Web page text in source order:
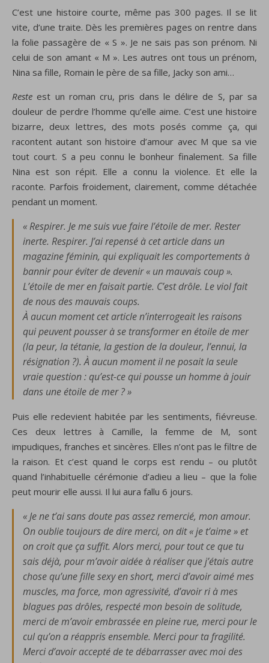
C’est une histoire courte, même pas 300 pages. Il se lit
vite, d’une traite. Dès les premières pages on rentre dans
la folie passagère de « S ». Je ne sais pas son prénom. Ni
celui de son amant « M ». Les autres ont tous un prénom,
Nina sa fille, Romain le père de sa fille, Jacky son ami…
Reste est un roman cru, pris dans le délire de S, par sa
douleur de perdre l’homme qu’elle aime. C’est une histoire
bizarre, deux lettres, des mots posés comme ça, qui
racontent autant son histoire d’amour avec M que sa vie
tout court. S a peu connu le bonheur finalement. Sa fille
Nina est son répit. Elle a connu la violence. Et elle la
raconte. Parfois froidement, clairement, comme détachée
pendant un moment.
« Respirer. Je me suis vue faire l’étoile de mer. Rester
inerte. Respirer. J’ai repensé à cet article dans un
magazine féminin, qui expliquait les comportements à
bannir pour éviter de devenir « un mauvais coup ».
L’étoile de mer en faisait partie. C’est drôle. Le viol fait
de nous des mauvais coups.
À aucun moment cet article n’interrogeait les raisons
qui peuvent pousser à se transformer en étoile de mer
(la peur, la tétanie, la gestion de la douleur, l’ennui, la
résignation ?). À aucun moment il ne posait la seule
vraie question : qu’est-ce qui pousse un homme à jouir
dans une étoile de mer ? »
Puis elle redevient habitée par les sentiments, fiévreuse.
Ces deux lettres à Camille, la femme de M, sont
impudiques, franches et sincères. Elles n’ont pas le filtre de
la raison. Et c’est quand le corps est rendu – ou plutôt
quand l’inhabituelle cérémonie d’adieu a lieu – que la folie
peut mourir elle aussi. Il lui aura fallu 6 jours.
« Je ne t’ai sans doute pas assez remercié, mon amour.
On oublie toujours de dire merci, on dit « je t’aime » et
on croit que ça suffit. Alors merci, pour tout ce que tu
sais déjà, pour m’avoir aidée à réaliser que j’étais autre
chose qu’une fille sexy en short, merci d’avoir aimé mes
muscles, ma force, mon agressivité, d’avoir ri à mes
blagues pas drôles, respecté mon besoin de solitude,
merci de m’avoir embrassée en pleine rue, merci pour le
cul qu’on a réappris ensemble. Merci pour ta fragilité.
Merci d’avoir accepté de te débarrasser avec moi des